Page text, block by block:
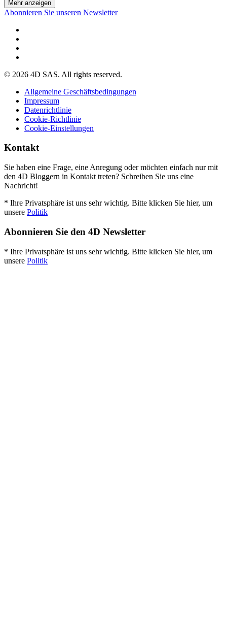
Mehr anzeigen
Abonnieren Sie unseren Newsletter
© 2026 4D SAS. All rights reserved.
Allgemeine Geschäftsbedingungen
Impressum
Datenrichtlinie
Cookie-Richtlinie
Cookie-Einstellungen
Kontakt
Sie haben eine Frage, eine Anregung oder möchten einfach nur mit
den 4D Bloggern in Kontakt treten? Schreiben Sie uns eine
Nachricht!
* Ihre Privatsphäre ist uns sehr wichtig. Bitte klicken Sie hier, um
unsere Politik
Abonnieren Sie den 4D Newsletter
* Ihre Privatsphäre ist uns sehr wichtig. Bitte klicken Sie hier, um
unsere Politik